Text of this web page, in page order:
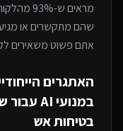
מראים
שהם מתקשרים או
אתם פשוט משאירים
האתגרים
במנועי AI
עבור
בטיחות אש